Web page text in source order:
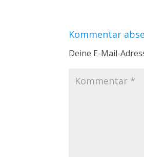
Kommentar
Deine E-Mail-